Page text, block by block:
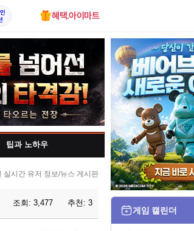
혜택.아이마트
팁과 노하우
실시간 유저 정보/뉴스 게시판
조회: 3,477 추천: 3
게임 캘린더